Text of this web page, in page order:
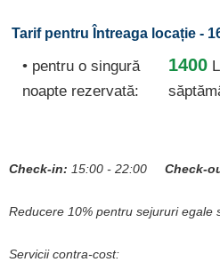
Tarif pentru Întreaga locație -
• pentru o singură
noapte rezervată:
1400
Check-in: 15:00 - 22:00 Check-
Reducere 10% pentru sejururi egale
Servicii contra-cost: